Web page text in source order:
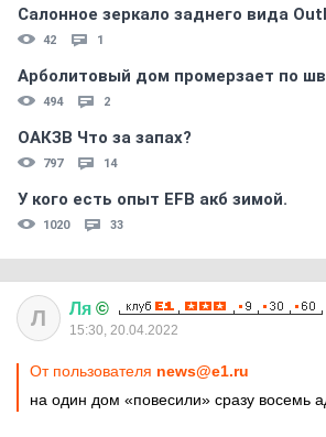
Салонное зеркало заднего вида
42 1
Арболитовый дом промерзает по
494 2
ОАКЗВ Что за запах?
797 14
У кого есть опыт EFB акб зимой.
1020 33
Л Ля ©
15:30, 20.04.2022
От пользователя news@e1.ru
на один дом «повесили» сразу восемь